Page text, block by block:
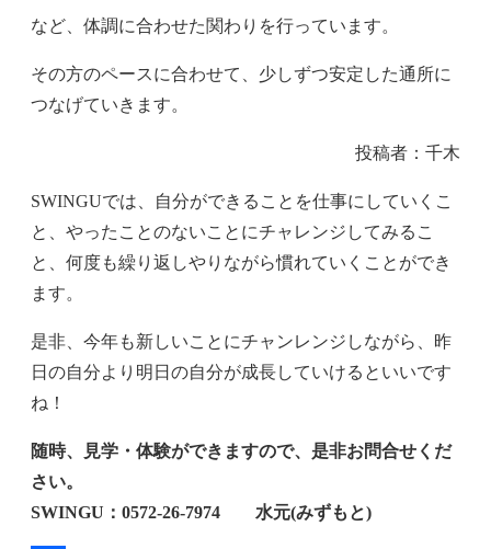
など、体調に合わせた関わりを行っています。
その方のペースに合わせて、少しずつ安定した通所に
つなげていきます。
投稿者：千木
SWINGUでは、自分ができることを仕事にしていくこ
と、やったことのないことにチャレンジしてみるこ
と、何度も繰り返しやりながら慣れていくことができ
ます。
是非、今年も新しいことにチャンレンジしながら、昨
日の自分より明日の自分が成長していけるといいです
ね！
随時、見学・体験ができますので、是非お問合せくだ
さい。
SWINGU：0572‐26‐7974 水元(みずもと)